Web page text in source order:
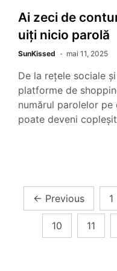
Ai zeci de
uiți nicio parolă
SunKissed mai 11, 2025
De la rețele sociale
platforme de
numărul parolelor pe
poate deveni
Paginație
articole
← Previous 1
10 11